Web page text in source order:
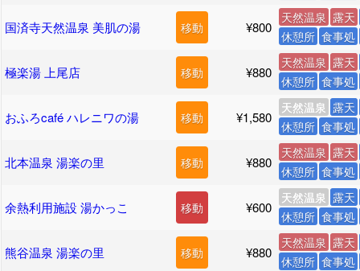
国済寺天然温泉 美肌の湯 移動 ¥800
天然温泉 露天
休憩所 食事処
極楽湯 上尾店 移動 ¥880
天然温泉 露天
休憩所 食事処
おふろcafé ハレニワの湯 移動 ¥1,580
天然温泉 露天
休憩所 食事処
北本温泉 湯楽の里 移動 ¥880
天然温泉 露天
休憩所 食事処
余熱利用施設 湯かっこ 移動 ¥600
天然温泉 露天
休憩所 食事処
熊谷温泉 湯楽の里 移動 ¥880
天然温泉 露天
休憩所 食事処